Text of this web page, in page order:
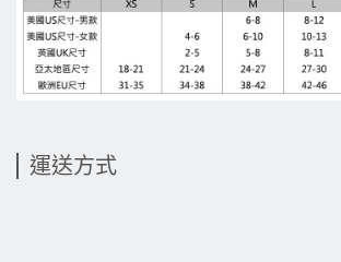
運送方式